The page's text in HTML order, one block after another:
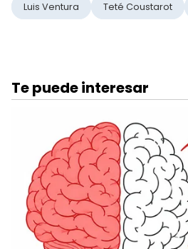
Luis Ventura Teté Coustarot